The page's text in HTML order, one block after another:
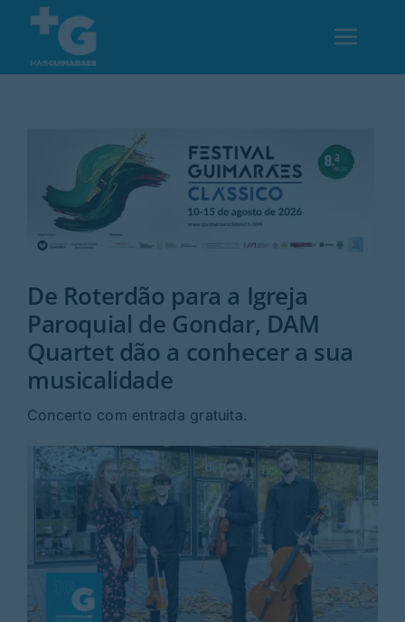
content
Desporto
Opinião
Região
Rubricas
Jornal
Revista
De Roterdão para a Igreja
Paroquial de Gondar, DAM
Quartet dão a conhecer a sua
musicalidade
Concerto com entrada gratuita.